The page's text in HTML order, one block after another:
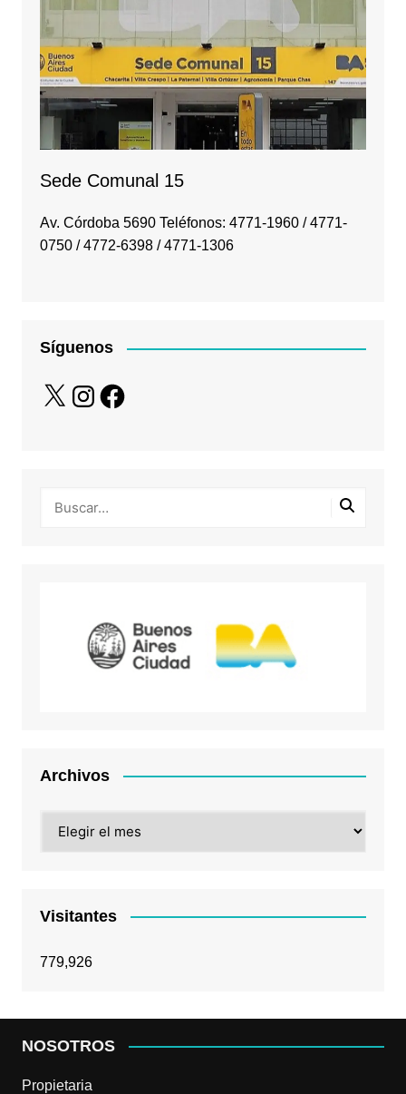
Sede Comunal 15
Av. Córdoba 5690 Teléfonos: 4771-1960 / 4771-
0750 / 4772-6398 / 4771-1306
Síguenos
X InstagramFacebook
Archivos
Visitantes
779,926
NOSOTROS
Propietaria